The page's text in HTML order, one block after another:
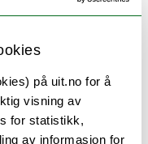
på uit.no for å
visning av
for statistikk,
av informasjon for